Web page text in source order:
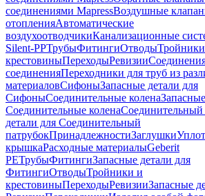
соединениями MapressВоздушные
отопленияАвтоматические
воздухоотводчикиКанализационные
Silent-PPТрубыФитингиОтводы
крестовиныПереходыРевизии
соединенияПереходники для труб из
материаловСифоныЗапасные детали для
СифоныСоединительные колена
Соединительные коленаСоединительный
детали для Соединительный
патрубокПринадлежностиЗаглушки
крышкаРасходные материалыGeberit
PEТрубыФитингиЗапасные детали для
ФитингиОтводыТройники и
крестовиныПереходыРевизииЗапасные